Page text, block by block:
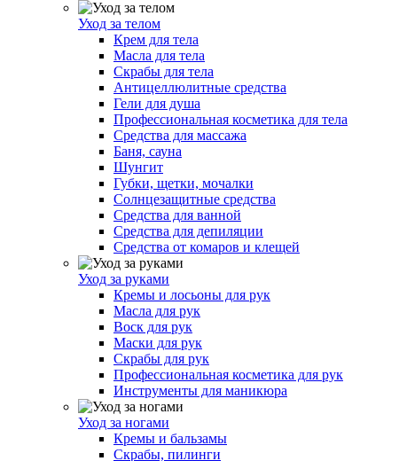
Уход за телом
Крем для тела
Масла для тела
Скрабы для тела
Антицеллюлитные средства
Гели для душа
Профессиональная косметика для тела
Средства для массажа
Баня, сауна
Шунгит
Губки, щетки, мочалки
Солнцезащитные средства
Средства для ванной
Средства для депиляции
Средства от комаров и клещей
Уход за руками
Кремы и лосьоны для рук
Масла для рук
Воск для рук
Маски для рук
Скрабы для рук
Профессиональная косметика для рук
Инструменты для маникюра
Уход за ногами
Кремы и бальзамы
Скрабы, пилинги